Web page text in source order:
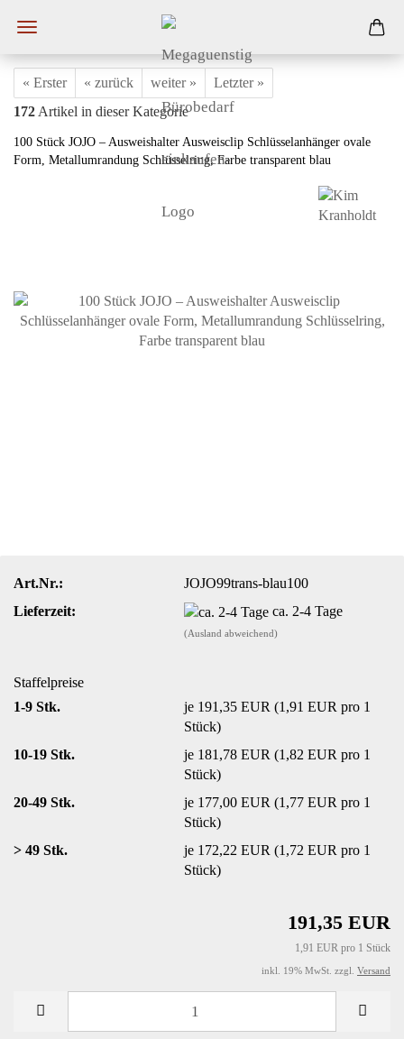
« Erster « zurück weiter »
Letzter »
172 Artikel in dieser Kategorie
100 Stück JOJO – Ausweishalter Ausweisclip Schlüsselanhänger ovale
Form, Metallumrandung Schlüsselring, Farbe transparent blau
Art.Nr.:
JOJO99trans-blau100
Lieferzeit:
ca. 2-4 Tage
(Ausland abweichend)
Staffelpreise
1-9 Stk.
je 191,35 EUR (1,91 EUR pro 1
Stück)
10-19 Stk.
je 181,78 EUR (1,82 EUR pro 1
Stück)
20-49 Stk.
je 177,00 EUR (1,77 EUR pro 1
Stück)
> 49 Stk.
je 172,22 EUR (1,72 EUR pro 1
Stück)
191,35 EUR
1,91 EUR pro 1 Stück
inkl. 19% MwSt. zzgl. Versand